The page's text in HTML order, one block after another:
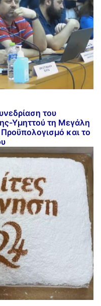
του
Υμηττού τη Μεγάλη
και το